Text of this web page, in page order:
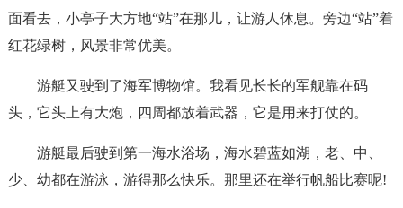
面看去，小亭子大方地“站”在那儿，让游人休息。旁边“站”着
红花绿树，风景非常优美。
游艇又驶到了海军博物馆。我看见长长的军舰靠在码
头，它头上有大炮，四周都放着武器，它是用来打仗的。
游艇最后驶到第一海水浴场，海水碧蓝如湖，老、中、
少、幼都在游泳，游得那么快乐。那里还在举行帆船比赛呢!